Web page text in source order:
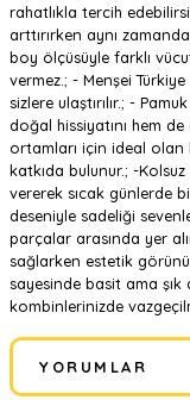
rahatlıkla tercih
arttırırken aynı
boy ölçüsüyle farklı
vermez.; - Menşei
sizlere ulaştırılır.; -
doğal hissiyatını hem de
ortamları için ideal olan
katkıda bulunur.; -
vererek sıcak günlerde
deseniyle sadeliği
parçalar arasında yer
sağlarken estetik
sayesinde basit ama
kombinlerinizde
YORUMLAR